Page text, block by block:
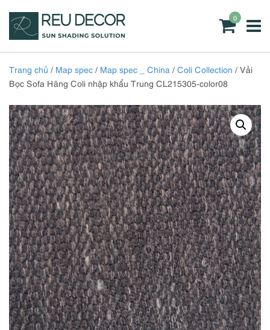
0
Trang chủ / Map spec / Map spec _ China / Coli Collection / Vải
Bọc Sofa Hãng Coli nhập khẩu Trung CL215305-color08